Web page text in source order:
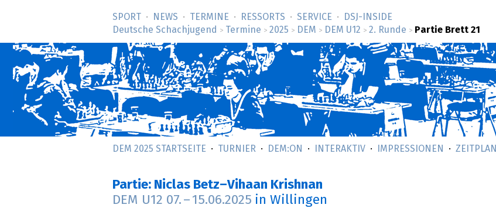
SPORT NEWS TERMINE RESSORTS SERVICE
DSJ-­INSIDE
Deutsche Schachjugend
> Termine > 2025 > DEM > DEM U12 > 2. Runde > Partie Brett 21
DEM 2025 STARTSEITE TURNIER DEM:ON INTERAKTIV IMPRESSIONEN ZEITPLAN
Partie: Niclas Betz–Vihaan Krishnan
DEM U12 07. – 15.06.2025 in Willingen